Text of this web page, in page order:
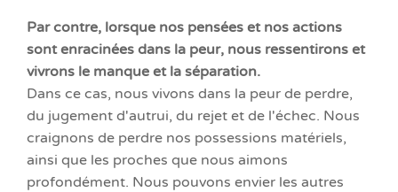
Par contre, lorsque nos pensées et nos actions
sont enracinées dans la peur, nous ressentirons et
vivrons le manque et la séparation.
Dans ce cas, nous vivons dans la peur de perdre,
du jugement d'autrui, du rejet et de l'échec. Nous
craignons de perdre nos possessions matériels,
ainsi que les proches que nous aimons
profondément. Nous pouvons envier les autres